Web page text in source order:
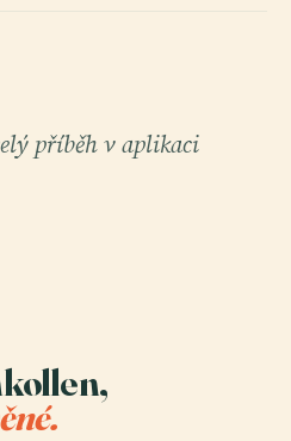
příběh v aplikaci